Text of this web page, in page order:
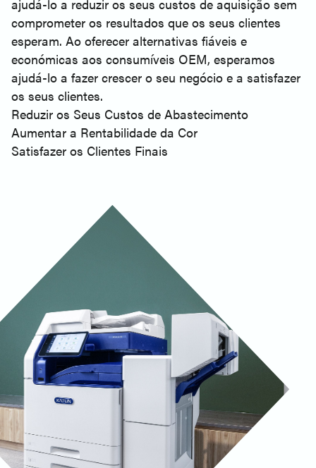
ajudá-lo a reduzir os seus custos de aquisição sem
comprometer os resultados que os seus clientes
esperam. Ao oferecer alternativas fiáveis e
económicas aos consumíveis OEM, esperamos
ajudá-lo a fazer crescer o seu negócio e a satisfazer
os seus clientes.
Reduzir os Seus Custos de Abastecimento
Aumentar a Rentabilidade da Cor
Satisfazer os Clientes Finais